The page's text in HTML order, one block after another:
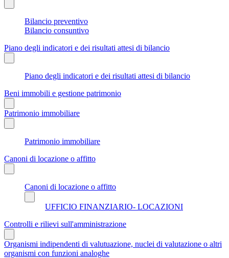
Bilancio preventivo
Bilancio consuntivo
Piano degli indicatori e dei risultati attesi di bilancio
Piano degli indicatori e dei risultati attesi di bilancio
Beni immobili e gestione patrimonio
Patrimonio immobiliare
Patrimonio immobiliare
Canoni di locazione o affitto
Canoni di locazione o affitto
UFFICIO FINANZIARIO- LOCAZIONI
Controlli e rilievi sull'amministrazione
Organismi indipendenti di valutuazione, nuclei di valutazione o altri
organismi con funzioni analoghe